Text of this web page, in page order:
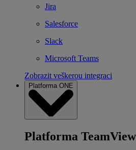
Jira
Salesforce
Slack
Microsoft Teams
Zobrazit veškerou integraci
Platforma ONE
Platforma